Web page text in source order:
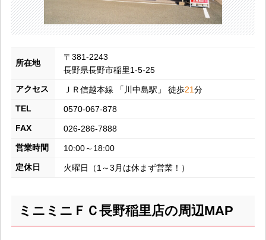
所在地
〒381-2243
長野県長野市稲里1-5-25
アクセス
ＪＲ信越本線 「 川中島駅」 徒歩21分
TEL
0570-067-878
FAX
026-286-7888
営業時間
10:00～18:00
定休日
火曜日（1～3月は休まず営業！）
ミニミニＦＣ長野稲里店の周辺MAP